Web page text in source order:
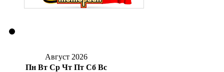
Август 2026
Пн Вт Ср Чт Пт Сб Вс